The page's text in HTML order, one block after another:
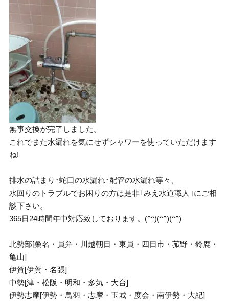
無事交換が完了しました。
これでまた水漏れを気にせずシャワーを使っていただけます
ね!
排水の詰まり･蛇口の水漏れ･配管の水漏れ等々、
水回りのトラブルでお困りの方は是非｢みえ水道職人｣にご相
談下さい。
365日24時間年中対応致しております。(^^)(^^)(^^)
北勢部[桑名・員弁・川越朝日・東員・四日市・菰野・鈴鹿・
亀山]
伊賀[伊賀・名張]
中勢[津・松阪・明和・多気・大台]
伊勢志摩[伊勢・鳥羽・志摩・玉城・度会・南伊勢・大紀]